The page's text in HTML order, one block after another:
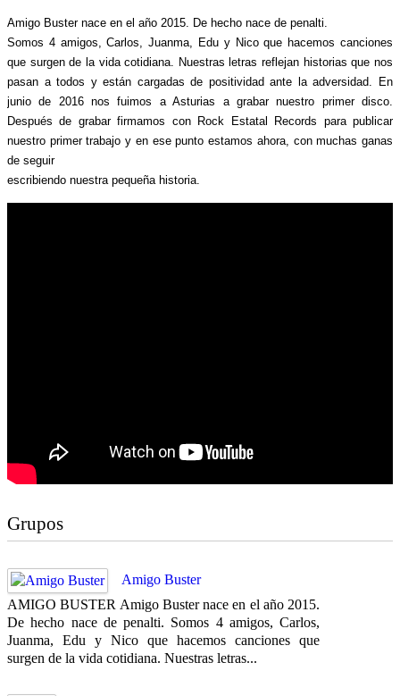
Amigo Buster nace en el año 2015. De hecho nace de penalti.
Somos 4 amigos, Carlos, Juanma, Edu y Nico que hacemos canciones
que surgen de la vida cotidiana. Nuestras letras reflejan historias que nos
pasan a todos y están cargadas de positividad ante la adversidad. En
junio de 2016 nos fuimos a Asturias a grabar nuestro primer disco.
Después de grabar firmamos con Rock Estatal Records para publicar
nuestro primer trabajo y en ese punto estamos ahora, con muchas ganas
de seguir
escribiendo nuestra pequeña historia.
Grupos
Amigo Buster
AMIGO BUSTER Amigo Buster nace en el año 2015.
De hecho nace de penalti. Somos 4 amigos, Carlos,
Juanma, Edu y Nico que hacemos canciones que
surgen de la vida cotidiana. Nuestras letras...